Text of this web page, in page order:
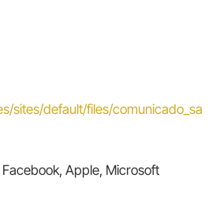
sites/default/files/comunicado_sa
Apple, Microsoft